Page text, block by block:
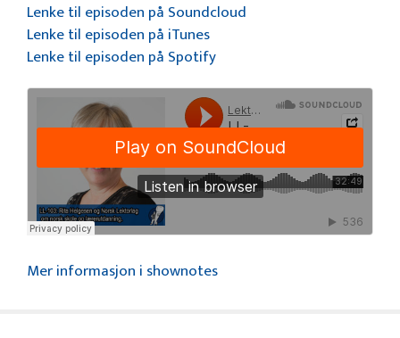
Lenke til episoden på Soundcloud
Lenke til episoden på iTunes
Lenke til episoden på Spotify
Mer informasjon i shownotes